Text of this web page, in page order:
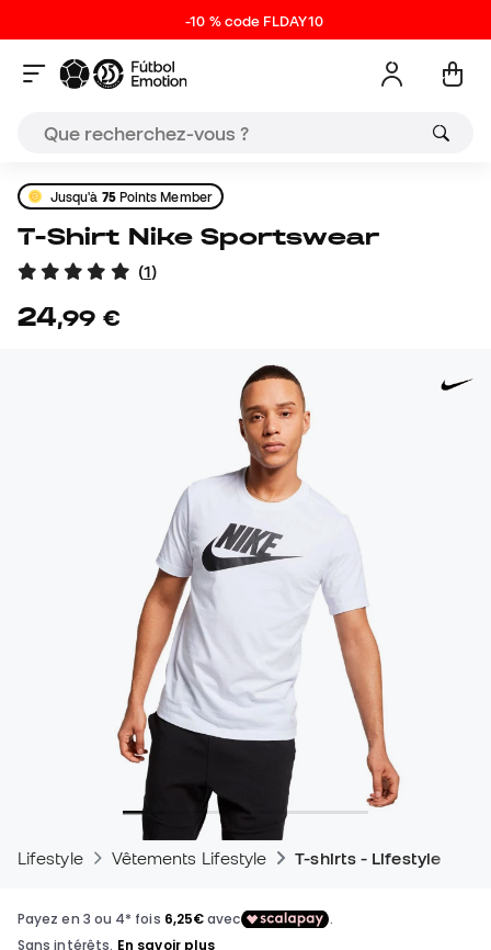
-10 % code FLDAY10
Jusqu'à 75Points Member
T-Shirt Nike Sportswear
(1)
24,99 €
Lifestyle Vêtements Lifestyle T-shirts - Lifestyle